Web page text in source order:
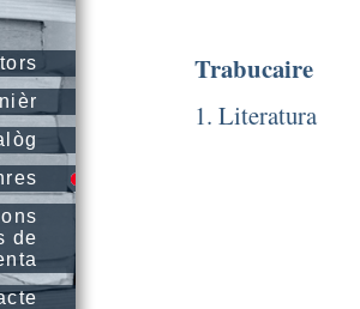
de
Trabucaire
1. Literatura